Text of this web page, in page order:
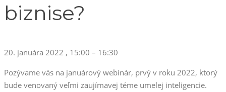
biznise?
20. januára 2022 , 15:00 – 16:30
Pozývame vás na januárový webinár, prvý v roku 2022, ktorý
bude venovaný veľmi zaujímavej téme umelej inteligencie.